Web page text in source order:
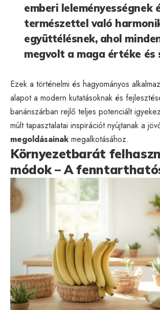
emberi leleményességnek
természettel való
együttélésnek, ahol
megvolt a maga értéke és
Ezek a történelmi és hagyományos
alapot a modern kutatásoknak és
banánszárban rejlő teljes potenciált
múlt tapasztalatai inspirációt nyújtanak a
megoldásainak megalkotásához.
Környezetbarát
módok – A